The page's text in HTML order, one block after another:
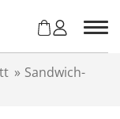
» Sandwich-